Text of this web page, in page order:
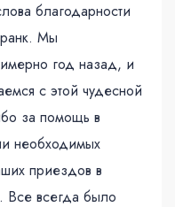
благодарности
Мы
год назад, и
с этой чудесной
за помощь в
необходимых
приездов в
Все всегда было